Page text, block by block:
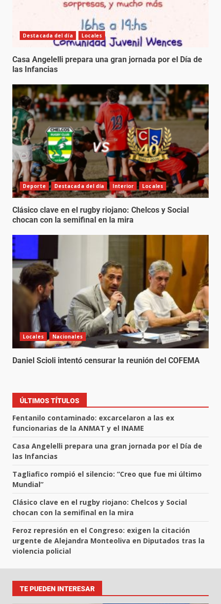
Destacada del día Locales
Casa Angelelli prepara una gran jornada por el Día de
las Infancias
Deporte Destacada del día Interior Locales
Clásico clave en el rugby riojano: Chelcos y Social
chocan con la semifinal en la mira
Locales Nacionales
Daniel Scioli intentó censurar la reunión del COFEMA
ÚLTIMOS TÍTULOS
Fentanilo contaminado: excarcelaron a las ex
funcionarias de la ANMAT y el INAME
Casa Angelelli prepara una gran jornada por el Día de
las Infancias
Tagliafico rompió el silencio: “Creo que fue mi último
Mundial”
Clásico clave en el rugby riojano: Chelcos y Social
chocan con la semifinal en la mira
Feroz represión en el Congreso: exigen la citación
urgente de Alejandra Monteoliva en Diputados tras la
violencia policial
TE PUEDEN INTERESAR